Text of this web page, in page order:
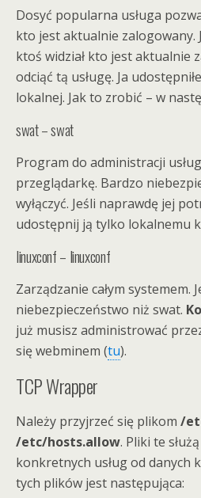
Dosyć popularna usługa
kto jest aktualnie zalogowany.
ktoś widział kto jest aktualnie
odciąć tą usługę. Ja
lokalnej. Jak to zrobić – w
swat – swat
Program do administracji
przeglądarkę. Bardzo
wyłączyć. Jeśli naprawdę jej
udostępnij ją tylko lokalnemu
linuxconf – linuxconf
Zarządzanie całym systemem.
niebezpieczeństwo niż swat.
już musisz administrować
się webminem (tu).
TCP Wrapper
Należy przyjrzeć się plikom /
/etc/hosts.allow. Pliki te
konkretnych usług od danych
tych plików jest następująca: